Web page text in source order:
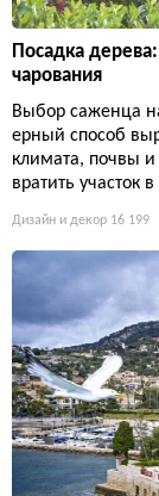
Посадка
чарования
Выбор саженца
ерный способ
климата, почвы
вратить участок
Дизайн и декор 16 199